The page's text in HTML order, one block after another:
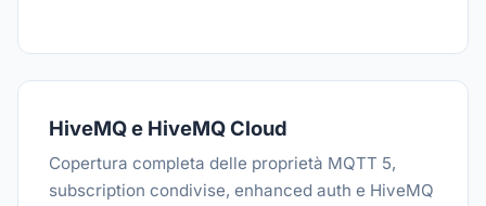
HiveMQ e HiveMQ Cloud
Copertura completa delle proprietà MQTT 5,
subscription condivise, enhanced auth e HiveMQ